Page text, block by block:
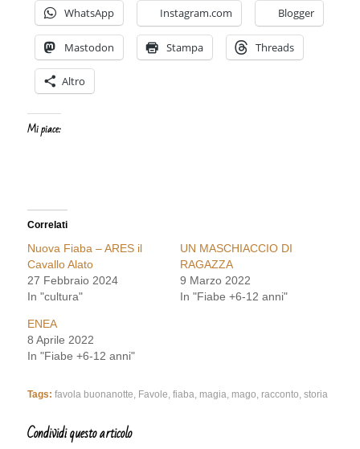
WhatsApp Instagram.com Blogger
Mastodon Stampa Threads
Altro
Mi piace:
Correlati
Nuova Fiaba – ARES il
Cavallo Alato
27 Febbraio 2024
In "cultura"
UN MASCHIACCIO DI
RAGAZZA
9 Marzo 2022
In "Fiabe +6-12 anni"
ENEA
8 Aprile 2022
In "Fiabe +6-12 anni"
Tags: favola buonanotte Favole fiaba magia mago racconto storia
Condividi questo articolo